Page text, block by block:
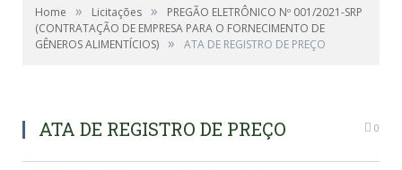
Home » Licitações »
PREGÃO ELETRÔNICO Nº 001/2021-SRP
(CONTRATAÇÃO DE EMPRESA PARA O FORNECIMENTO DE
GÊNEROS ALIMENTÍCIOS) » ATA DE REGISTRO DE PREÇO
ATA DE REGISTRO DE PREÇO 0